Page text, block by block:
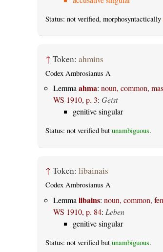
Status: not verified, morphosyntactically
↑ Token: ahmins
Codex Ambrosianus A
Lemmaahma: noun, common,
WS 1910, p. 3: Geist
genitive singular
Status: not verified but unambiguous.
↑ Token: libainais
Codex Ambrosianus A
Lemma libains: noun, common,
WS 1910, p. 84: Leben
genitive singular
Status: not verified but unambiguous.